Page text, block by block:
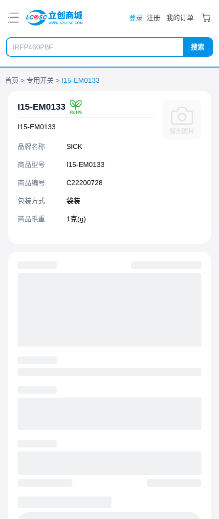
登录 注册 我的订单
搜索
首页 专用开关 I15-EM0133
I15-EM0133
I15-EM0133
品牌名称 SICK
商品型号 I15-EM0133
商品编号 C22200728
包装方式 袋装
商品毛重 1克(g)